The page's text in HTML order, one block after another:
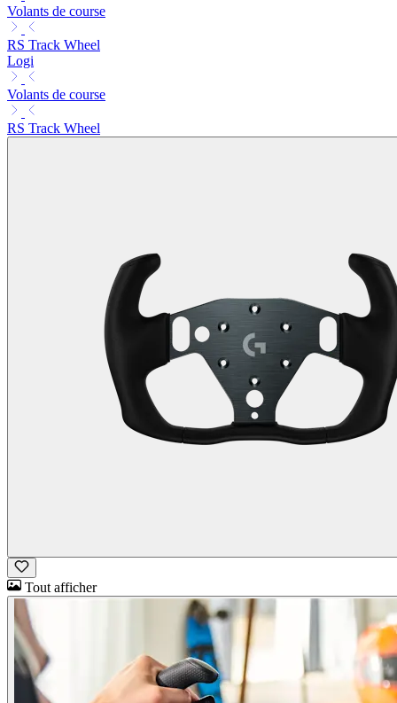
Volants de course
RS Track Wheel
Logi
Volants de course
RS Track Wheel
Tout afficher